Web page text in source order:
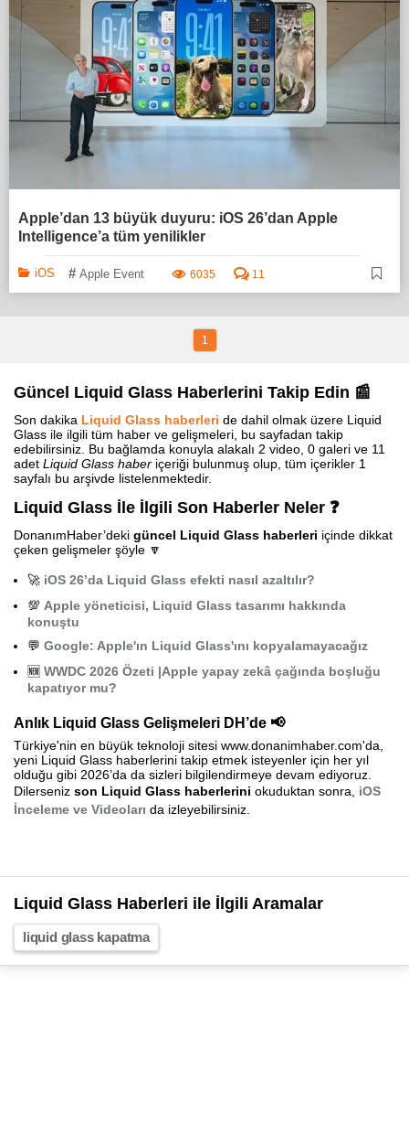
Apple’dan 13 büyük duyuru: iOS 26’dan Apple
Intelligence’a tüm yenilikler
iOS # Apple Event 6035 11
1
Güncel Liquid Glass Haberlerini Takip Edin 📰
Son dakika Liquid Glass haberleri de dahil olmak üzere Liquid
Glass ile ilgili tüm haber ve gelişmeleri, bu sayfadan takip
edebilirsiniz. Bu bağlamda konuyla alakalı 2 video, 0 galeri ve 11
adet Liquid Glass haber içeriği bulunmuş olup, tüm içerikler 1
sayfalı bu arşivde listelenmektedir.
Liquid Glass İle İlgili Son Haberler Neler ❓
DonanımHaber’deki güncel Liquid Glass haberleri içinde dikkat
çeken gelişmeler şöyle 🔽
🚀 iOS 26’da Liquid Glass efekti nasıl azaltılır?
💯 Apple yöneticisi, Liquid Glass tasarımı hakkında
konuştu
💬 Google: Apple'ın Liquid Glass'ını kopyalamayacağız
🆕 WWDC 2026 Özeti |Apple yapay zekâ çağında boşluğu
kapatıyor mu?
Anlık Liquid Glass Gelişmeleri DH’de 📢
Türkiye'nin en büyük teknoloji sitesi www.donanimhaber.com'da,
yeni Liquid Glass haberlerini takip etmek isteyenler için her yıl
olduğu gibi 2026’da da sizleri bilgilendirmeye devam ediyoruz.
Dilerseniz son Liquid Glass haberlerini okuduktan sonra, iOS
İnceleme ve Videoları da izleyebilirsiniz.
Liquid Glass Haberleri ile İlgili Aramalar
liquid glass kapatma